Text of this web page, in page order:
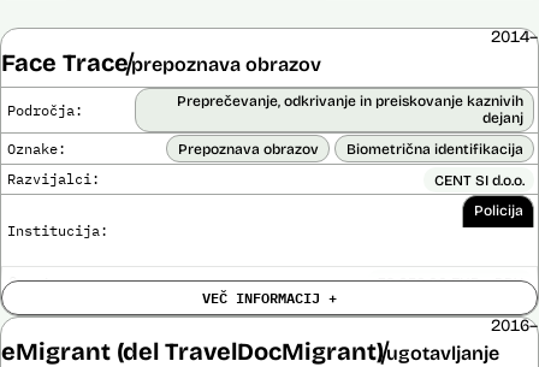
Face Traceprepoznava obrazov
2014–
Področja:
Preprečevanje, odkrivanje in preiskovanje kaznivih
dejanj
Oznake: Prepoznava obrazov Biometrična identifikacija
Razvijalci: CENT SI d.o.o.
Institucija:
Policija
Cena: 39.650,00 EUR z DDV
licence:
Ni časovno omejena
Analiza učinka na človekove pravice
opravljena:
VEČ INFORMACIJ +
eMigrant (del TravelDocMigrant)ugotavljanje
2016–